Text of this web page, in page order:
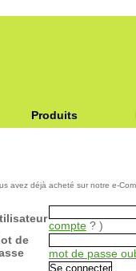
Produits
avez déjà acheté sur notre e-
compte ? )
de
mot de passe